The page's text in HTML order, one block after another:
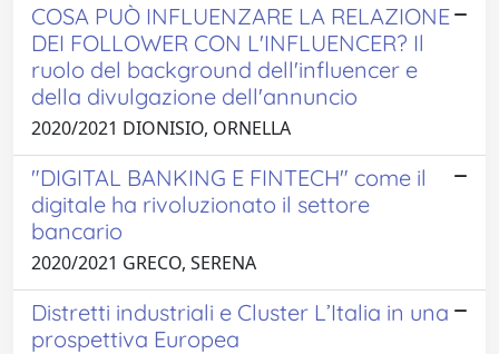
COSA PUÒ INFLUENZARE LA RELAZIONE
DEI FOLLOWER CON L'INFLUENCER? Il
ruolo del background dell'influencer e
della divulgazione dell'annuncio
2020/2021 DIONISIO, ORNELLA
"DIGITAL BANKING E FINTECH" come il
digitale ha rivoluzionato il settore
bancario
2020/2021 GRECO, SERENA
Distretti industriali e Cluster L’Italia in una
prospettiva Europea